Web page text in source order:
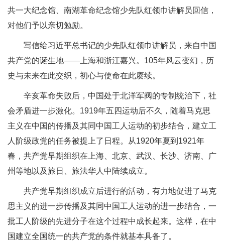
共一大纪念馆、南湖革命纪念馆少先队红领巾讲解员回信，
对他们予以亲切勉励。
写信给习近平总书记的少先队红领巾讲解员，来自中国
共产党的诞生地——上海和浙江嘉兴。105年风云变幻，历
史与未来在此交织，初心与使命在此赓续。
辛亥革命失败后，中国处于北洋军阀的专制统治下，社
会矛盾进一步激化。1919年五四运动后不久，随着马克思
主义在中国的传播及其同中国工人运动的初步结合，建立工
人阶级政党的任务被提上了日程。从1920年夏到1921年
春，共产党早期组织在上海、北京、武汉、长沙、济南、广
州等地以及旅日、旅法华人中陆续成立。
共产党早期组织成立后进行的活动，有力地促进了马克
思主义的进一步传播及其同中国工人运动的进一步结合，一
批工人阶级的先进分子在这个过程中成长起来。这样，在中
国建立全国统一的共产党的条件就基本具备了。